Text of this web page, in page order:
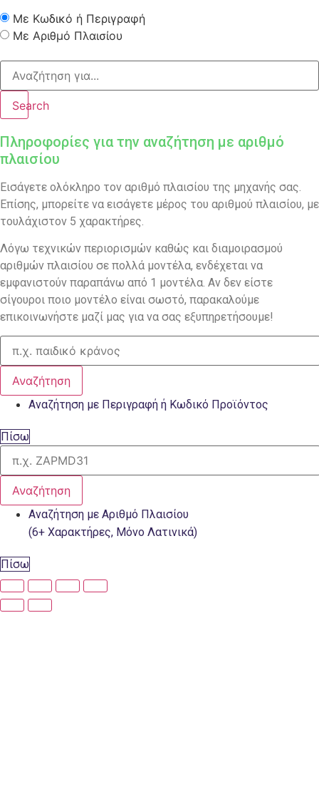
Με Κωδικό ή Περιγραφή
Με Αριθμό Πλαισίου
Search
Πληροφορίες για την αναζήτηση με αριθμό
πλαισίου
Εισάγετε ολόκληρο τον αριθμό πλαισίου της μηχανής σας.
Επίσης, μπορείτε να εισάγετε μέρος του αριθμού πλαισίου, με
τουλάχιστον 5 χαρακτήρες.
Λόγω τεχνικών περιορισμών καθώς και διαμοιρασμού
αριθμών πλαισίου σε πολλά μοντέλα, ενδέχεται να
εμφανιστούν παραπάνω από 1 μοντέλα. Αν δεν είστε
σίγουροι ποιο μοντέλο είναι σωστό, παρακαλούμε
επικοινωνήστε μαζί μας για να σας εξυπηρετήσουμε!
Αναζήτηση
Αναζήτηση με Περιγραφή ή Κωδικό Προϊόντος
Πίσω
Αναζήτηση
Αναζήτηση με Αριθμό Πλαισίου
(6+ Χαρακτήρες, Μόνο Λατινικά)
Πίσω